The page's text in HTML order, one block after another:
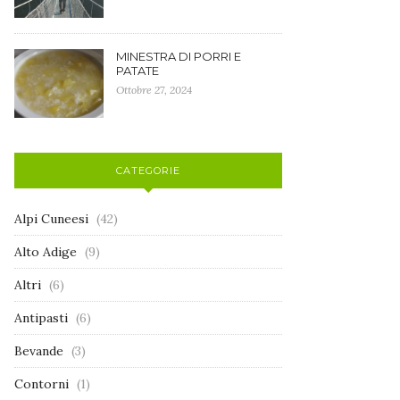
MINESTRA DI PORRI E
PATATE
Ottobre 27, 2024
CATEGORIE
Alpi Cuneesi (42)
Alto Adige (9)
Altri (6)
Antipasti (6)
Bevande (3)
Contorni (1)